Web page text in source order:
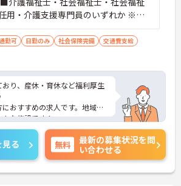
用・介護支援専門員のいずれか ※非
方は週1日以上勤務できる方
勤可 日勤のみ 社会保険完備
交通費支給
り、産休・育休など福利厚生
おすすめの求人です。地域に
な施設です！
の良い職場なのですぐに馴染
まずマイナビまでお問い合わ
る 無料
最新の募集状況を問
い合わせる